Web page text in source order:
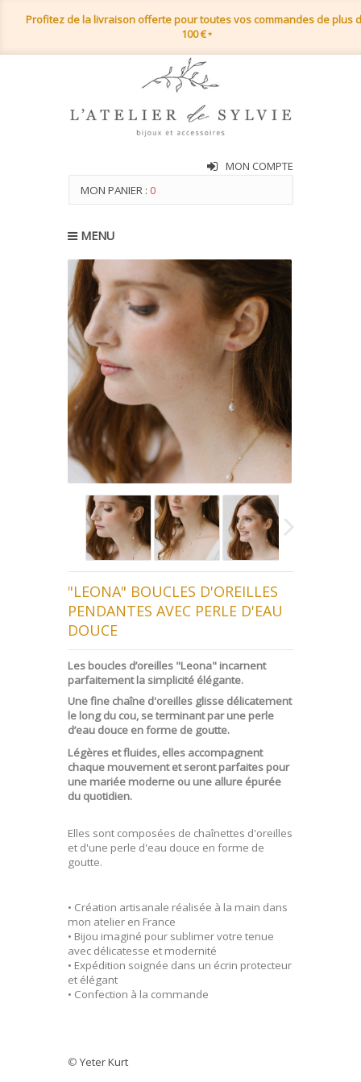
Profitez de la livraison offerte pour toutes vos commandes de plus
100 €*
MON COMPTE
MON PANIER : 0
MENU
"LEONA" BOUCLES D'OREILLES
PENDANTES AVEC PERLE D'EAU
DOUCE
Les boucles d’oreilles "Leona" incarnent
parfaitement la simplicité élégante.
Une fine chaîne d'oreilles glisse délicatement
le long du cou, se terminant par une perle
d’eau douce en forme de goutte.
Légères et fluides, elles accompagnent
chaque mouvement et seront parfaites pour
une mariée moderne ou une allure épurée
du quotidien.
Elles sont composées de chaînettes d'oreilles
et d'une perle d'eau douce en forme de
goutte.
• Création artisanale réalisée à la main dans
mon atelier en France
• Bijou imaginé pour sublimer votre tenue
avec délicatesse et modernité
• Expédition soignée dans un écrin protecteur
et élégant
• Confection à la commande
© Yeter Kurt